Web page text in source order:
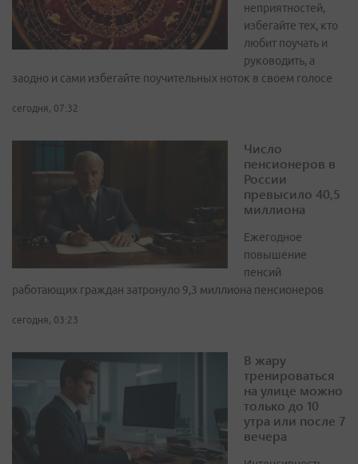
неприятностей,
избегайте тех, кто
любит поучать и
руководить, а
заодно и сами избегайте поучительных ноток в своем голосе
сегодня, 07:32
Число
пенсионеров в
России
превысило 40,5
миллиона
Ежегодное
повышение
пенсий
работающих граждан затронуло 9,3 миллиона пенсионеров
сегодня, 03:23
В жару
тренироваться
на улице можно
только до 10
утра или после 7
вечера